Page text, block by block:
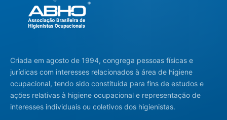
Criada em agosto de 1994, congrega pessoas físicas e
jurídicas com interesses relacionados à área de higiene
ocupacional, tendo sido constituída para fins de estudos e
ações relativas à higiene ocupacional e representação de
interesses individuais ou coletivos dos higienistas.